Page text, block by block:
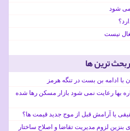
نیست
ترین ها
ادامه بن بست در تنگه هرمز
اجاره بها رعایت نمی شود بازار مسکن رها شده
یا آرامش قبل از موج جدید قیمت ها؟